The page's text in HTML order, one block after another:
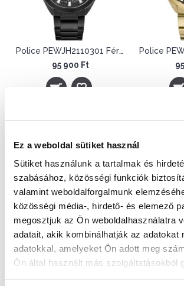
Ez a weboldal sütiket használ
Sütiket használunk a tartalmak és
szabásához, közösségi funkciók
valamint weboldalforgalmunk
közösségi média-, hirdető- és elemező
megosztjuk az Ön weboldalhasználatra
adatait, akik kombinálhatják az adatokat
adatokkal, amelyeket Ön adott meg
Ön által használt más szolgáltatásokból
Police PEWJH2110301 Férfi Karóra - Ranger II
95 900 Ft
Police PL15386JSB/04M Férfi Karóra - Sunrise
60 900 Ft